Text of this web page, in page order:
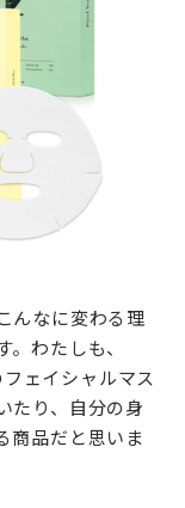
んなに変わる理
わたしも、
ェイシャルマス
たり、自分の身
商品だと思いま